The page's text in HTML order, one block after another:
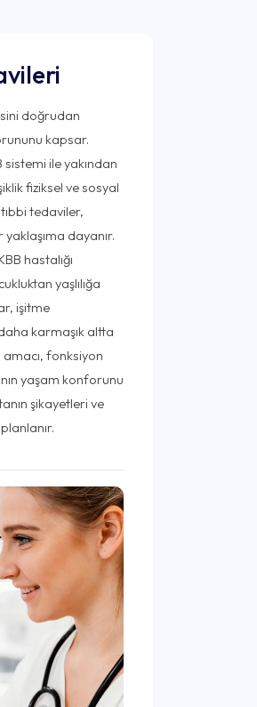
doğrudan
kapsar.
ile yakından
fiziksel ve sosyal
tedaviler,
dayanır.
hastalığı
yaşlılığa
işitme
daha karmaşık altta
fonksiyon
yaşam konforunu
şikayetleri ve